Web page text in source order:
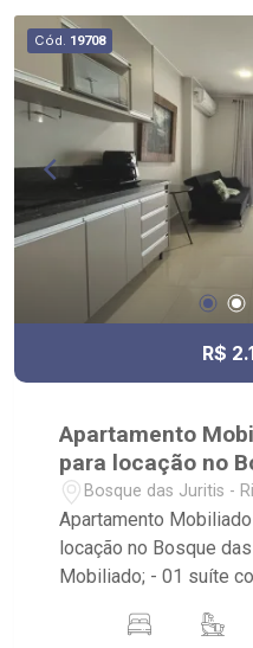
Cód. 19708
R$
Apartamento
para locação no
Bosque das Juritis -
Apartamento
locação no Bosque
Mobiliado; - 01 suíte
e box em vidro; - 01